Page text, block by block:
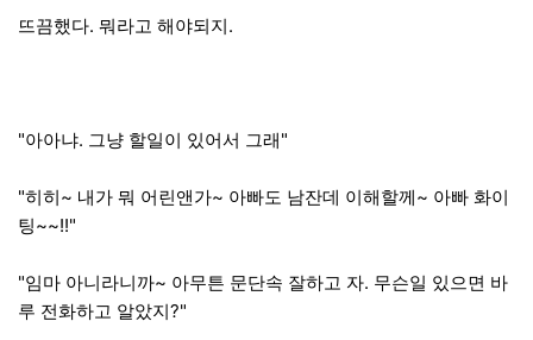
뜨끔했다. 뭐라고 해야되지.
"아아냐. 그냥 할일이 있어서 그래"
"히히~ 내가 뭐 어린앤가~ 아빠도 남잔데 이해할께~ 아빠 화이
팅~~!!"
"임마 아니라니까~ 아무튼 문단속 잘하고 자. 무슨일 있으면 바
루 전화하고 알았지?"